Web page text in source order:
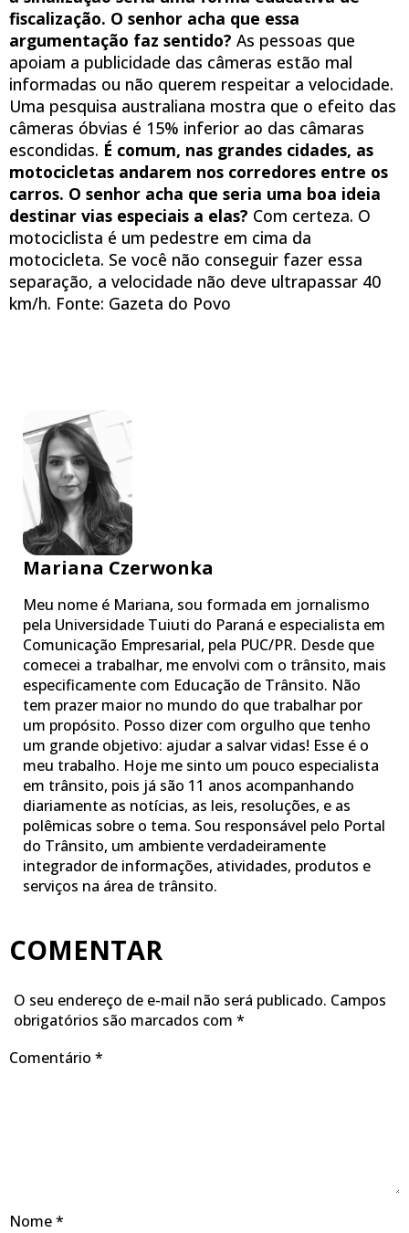
fiscalização. O senhor acha que essa
argumentação faz sentido? As pessoas que
apoiam a publicidade das câmeras estão mal
informadas ou não querem respeitar a velocidade.
Uma pesquisa australiana mostra que o efeito das
câmeras óbvias é 15% inferior ao das câmaras
escondidas. É comum, nas grandes cidades, as
motocicletas andarem nos corredores entre os
carros. O senhor acha que seria uma boa ideia
destinar vias especiais a elas? Com certeza. O
motociclista é um pedestre em cima da
motocicleta. Se você não conseguir fazer essa
separação, a velocidade não deve ultrapassar 40
km/h. Fonte: Gazeta do Povo
Mariana Czerwonka
Meu nome é Mariana, sou formada em jornalismo
pela Universidade Tuiuti do Paraná e especialista em
Comunicação Empresarial, pela PUC/PR. Desde que
comecei a trabalhar, me envolvi com o trânsito, mais
especificamente com Educação de Trânsito. Não
tem prazer maior no mundo do que trabalhar por
um propósito. Posso dizer com orgulho que tenho
um grande objetivo: ajudar a salvar vidas! Esse é o
meu trabalho. Hoje me sinto um pouco especialista
em trânsito, pois já são 11 anos acompanhando
diariamente as notícias, as leis, resoluções, e as
polêmicas sobre o tema. Sou responsável pelo Portal
do Trânsito, um ambiente verdadeiramente
integrador de informações, atividades, produtos e
serviços na área de trânsito.
COMENTAR
O seu endereço de e-mail não será publicado. Campos
obrigatórios são marcados com *
Comentário *
Nome*